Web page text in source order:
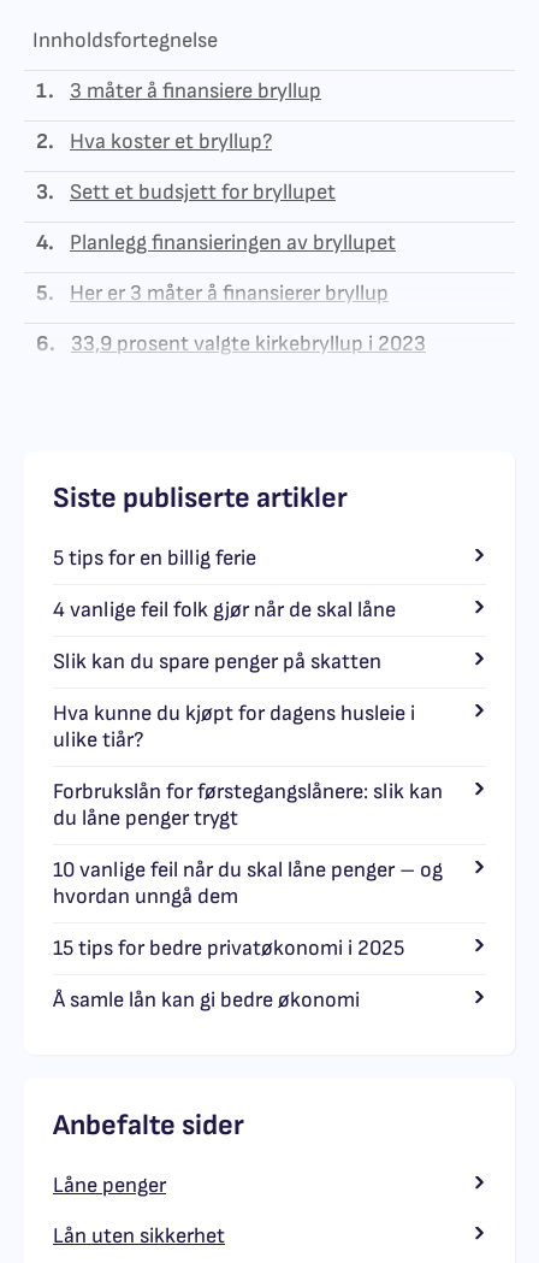
Innholdsfortegnelse
1.
3 måter å finansiere bryllup
2.
Hva koster et bryllup?
3.
Sett et budsjett for bryllupet
4.
Planlegg finansieringen av bryllupet
5.
Her er 3 måter å finansierer bryllup
6.
33,9 prosent valgte kirkebryllup i 2023
Siste publiserte artikler
5 tips for en billig ferie
4 vanlige feil folk gjør når de skal låne
Slik kan du spare penger på skatten
Hva kunne du kjøpt for dagens husleie i
ulike tiår?
Forbrukslån for førstegangslånere: slik kan
du låne penger trygt
10 vanlige feil når du skal låne penger – og
hvordan unngå dem
15 tips for bedre privatøkonomi i 2025
Å samle lån kan gi bedre økonomi
Anbefalte sider
Låne penger
Lån uten sikkerhet